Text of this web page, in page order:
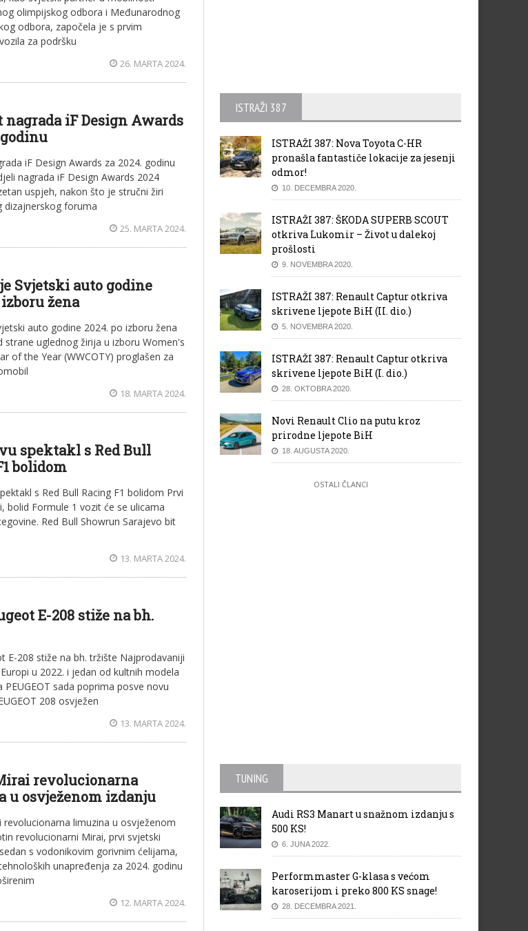
olimpijskog odbora i Međunarodnog
odbora, započela je s prvim
za podršku
26. MARTA 2024.
nagrada iF Design Awards
godinu
iF Design Awards za 2024. godinu
nagrada iF Design Awards 2024
uspjeh, nakon što je stručni žiri
dizajnerskog foruma
25. MARTA 2024.
Svjetski auto godine
izboru žena
auto godine 2024. po izboru žena
strane uglednog žirija u izboru Women's
of the Year (WWCOTY) proglašen za
18. MARTA 2024.
spektakl s Red Bull
bolidom
s Red Bull Racing F1 bolidom Prvi
bolid Formule 1 vozit će se ulicama
Red Bull Showrun Sarajevo bit
13. MARTA 2024.
E-208 stiže na bh.
E-208 stiže na bh. tržište Najprodavaniji
u 2022. i jedan od kultnih modela
PEUGEOT sada poprima posve novu
208 osvježen
13. MARTA 2024.
revolucionarna
u osvježenom izdanju
limuzina u osvježenom
revolucionarni Mirai, prvi svjetski
s vodonikovim gorivnim ćelijama,
unapređenja za 2024. godinu
12. MARTA 2024.
ISTRAŽI 387
ISTRAŽI 387: Nova Toyota C-HR
pronašla fantastiče lokacije za jesenji
odmor!
10. DECEMBRA 2020.
ISTRAŽI 387: ŠKODA SUPERB SCOUT
otkriva Lukomir – Život u dalekoj
prošlosti
9. NOVEMBRA 2020.
ISTRAŽI 387: Renault Captur otkriva
skrivene ljepote BiH (II. dio.)
5. NOVEMBRA 2020.
ISTRAŽI 387: Renault Captur otkriva
skrivene ljepote BiH (I. dio.)
28. OKTOBRA 2020.
Novi Renault Clio na putu kroz
prirodne ljepote BiH
18. AUGUSTA 2020.
OSTALI ČLANCI
TUNING
Audi RS3 Manart u snažnom izdanju s
500 KS!
6. JUNA 2022.
Performmaster G-klasa s većom
karoserijom i preko 800 KS snage!
28. DECEMBRA 2021.